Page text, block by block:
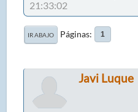
21:33:02
IR ABAJO Páginas 1
Javi Luque